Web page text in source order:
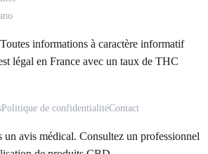
informations à caractère informatif
légal en France avec un taux de THC
Politique de confidentialitéContact
un avis médical. Consultez un professionnel